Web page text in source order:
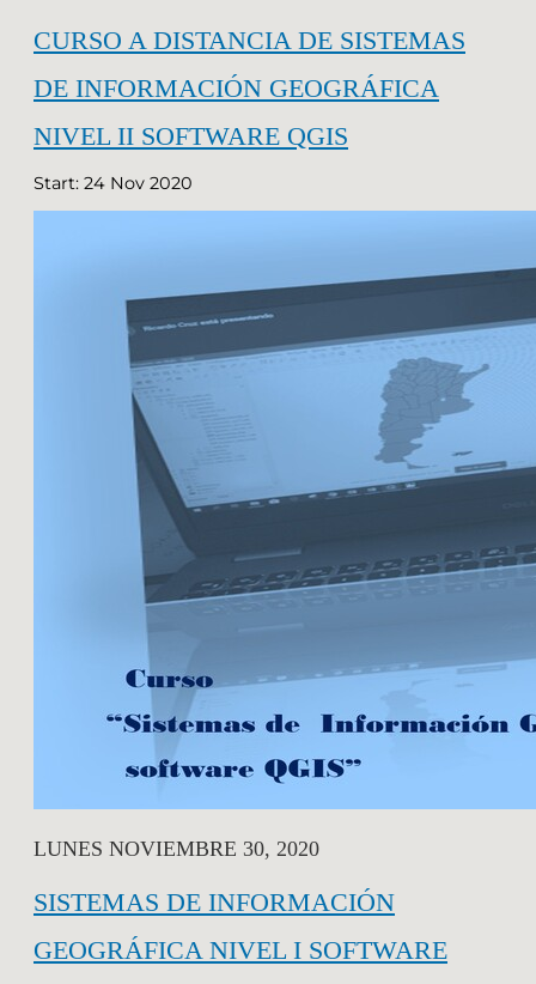
CURSO A DISTANCIA DE SISTEMAS
DE INFORMACIÓN GEOGRÁFICA
NIVEL II SOFTWARE QGIS
Start: 24 Nov 2020
LUNES NOVIEMBRE 30, 2020
SISTEMAS DE INFORMACIÓN
GEOGRÁFICA NIVEL I SOFTWARE